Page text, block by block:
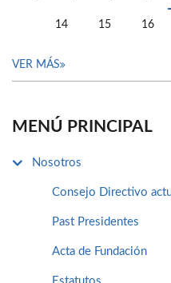
14 15 16
VER MÁS
MENÚ PRINCIPAL
Nosotros
Consejo Directivo
Past Presidentes
Acta de Fundación